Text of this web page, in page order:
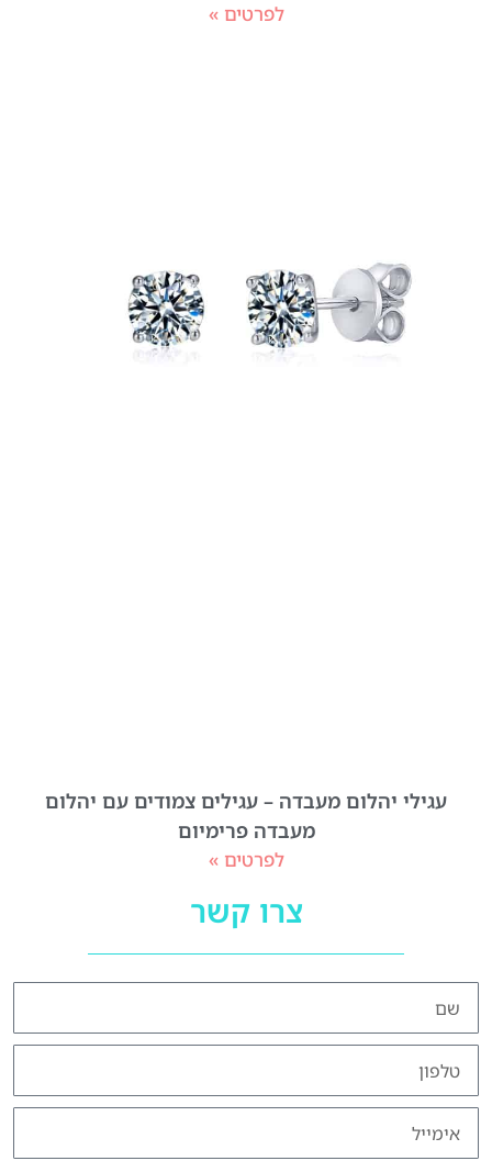
לפרטים »
עגילי יהלום מעבדה – עגילים צמודים עם יהלום
מעבדה פרימיום
לפרטים »
צרו קשר